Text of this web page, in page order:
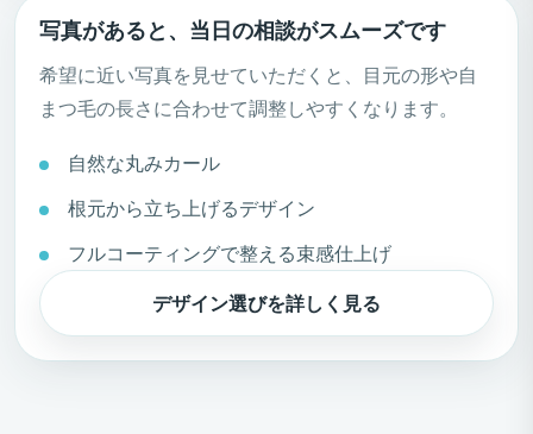
写真があると、当日の相談がスムーズです
希望に近い写真を見せていただくと、目元の形や自
まつ毛の長さに合わせて調整しやすくなります。
自然な丸みカール
根元から立ち上げるデザイン
フルコーティングで整える束感仕上げ
デザイン選びを詳しく見る